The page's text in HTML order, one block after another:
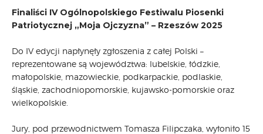
Finaliści IV Ogólnopolskiego Festiwalu Piosenki
Patriotycznej „Moja Ojczyzna” – Rzeszów 2025
Do IV edycji napłynęły zgłoszenia z całej Polski –
reprezentowane są województwa: lubelskie, łódzkie,
małopolskie, mazowieckie, podkarpackie, podlaskie,
śląskie, zachodniopomorskie, kujawsko-pomorskie oraz
wielkopolskie.
Jury, pod przewodnictwem Tomasza Filipczaka, wyłoniło 15